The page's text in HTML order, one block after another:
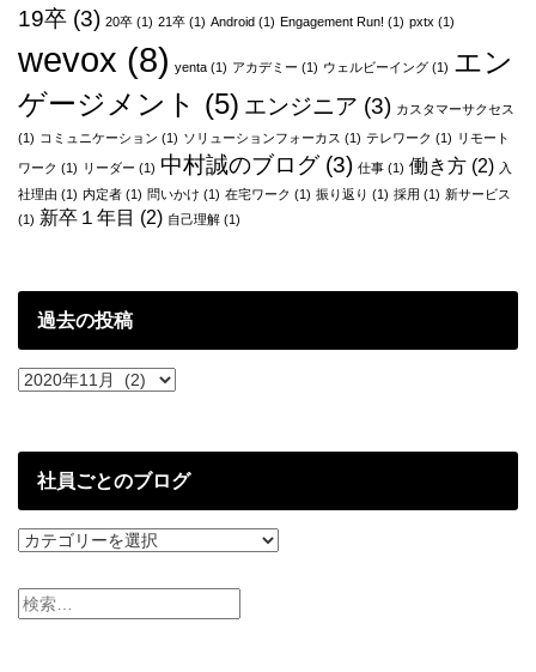
け
気
し
た
話
19卒 (3) 20卒 (1) 21卒 (1) Android (1) Engagement Run! (1) pxtx (1)
wevox (8) yenta (1) アカデミー (1) ウェルビーイング (1) エン
ゲージメント (5) エンジニア (3) カスタマーサクセス
(1) コミュニケーション (1) ソリューションフォーカス (1) テレワーク (1) リモート
ワーク (1) リーダー (1) 中村誠のブログ(3) 仕事 (1) 働き方 (2) 入
社理由 (1) 内定者 (1) 問いかけ (1) 在宅ワーク (1) 振り返り (1) 採用 (1) 新サービス
(1) 新卒１年目 (2) 自己理解 (1)
過去の投稿
過
投
社員ごとのブログ
社
ご
と